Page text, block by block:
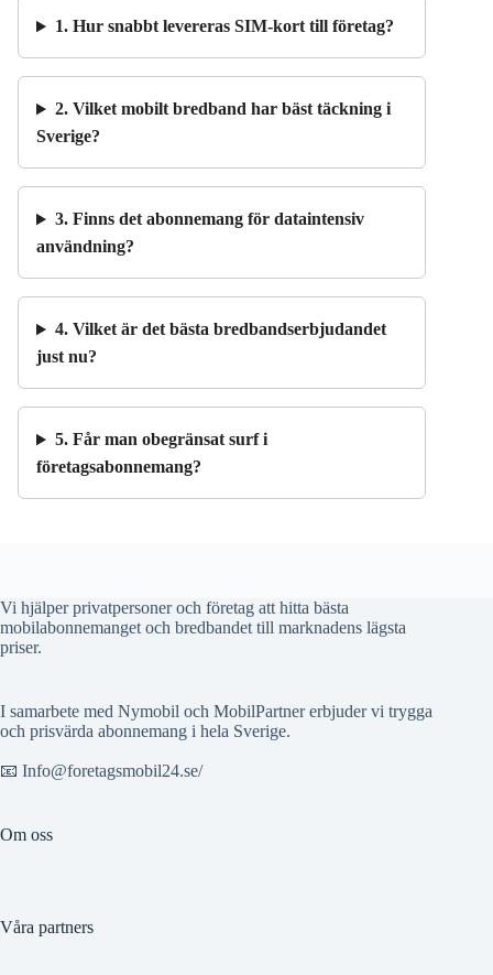
1. Hur snabbt levereras SIM-kort till företag?
2. Vilket mobilt bredband har bäst täckning i
Sverige?
3. Finns det abonnemang för dataintensiv
användning?
4. Vilket är det bästa bredbandserbjudandet
just nu?
5. Får man obegränsat surf i
företagsabonnemang?
Vi hjälper privatpersoner och företag att hitta bästa
mobilabonnemanget och bredbandet till marknadens lägsta
priser.
I samarbete med Nymobil och MobilPartner erbjuder vi trygga
och prisvärda abonnemang i hela Sverige.
📧 Info@foretagsmobil24.se/
Om oss
Våra partners